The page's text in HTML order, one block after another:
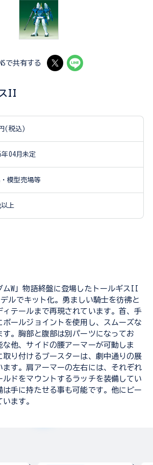
で共有する
II
(税込)
年04月未定
模型売場等
上
ムW」物語終盤に登場したトールギスII
ルでキット化。勇ましい騎士を彷彿と
ィテールまで再現されています。首、手
ボールジョイントを使用し、スムーズな
す。胸部と腹部は別パーツになってお
な他、サイドの腰アーマーが可動しま
取り付けるブースターは、劇中通りの展
ます。肩アーマーの左右には、それぞれ
ルドをマウントするラッチを装備してい
は手に持たせる事も可能です。他にビー
ます。